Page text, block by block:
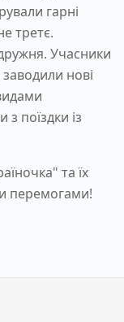
гарні
третє.
Учасники
нові
з поїздки із
та їх
перемогами!